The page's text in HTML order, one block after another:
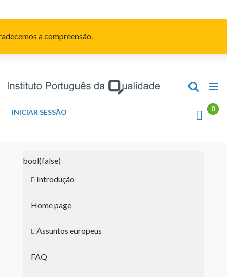
a compreensão.
INICIAR SESSÃO
bool(false)
Introdução
Home page
Assuntos europeus
FAQ